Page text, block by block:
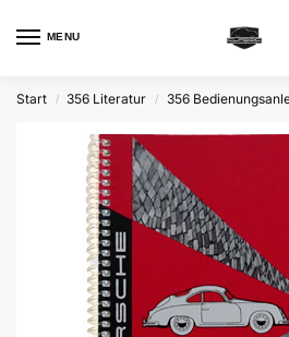
MENU
Start / 356 Literatur / 356